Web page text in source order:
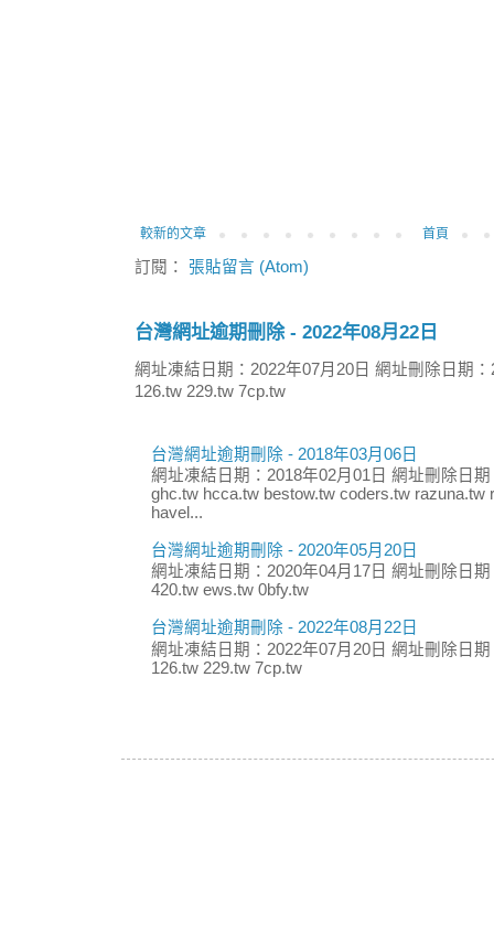
較新的文章 首頁
訂閱： 張貼留言 (Atom)
台灣網址逾期刪除 - 2022年08月22日
網址凍結日期：2022年07月20日 網址刪除日期
126.tw 229.tw 7cp.tw
台灣網址逾期刪除 - 2018年03月06日
網址凍結日期：2018年02月01日 網址刪除日
ghc.tw hcca.tw bestow.tw coders.tw razuna.tw
havel...
台灣網址逾期刪除 - 2020年05月20日
網址凍結日期：2020年04月17日 網址刪除日
420.tw ews.tw 0bfy.tw
台灣網址逾期刪除 - 2022年08月22日
網址凍結日期：2022年07月20日 網址刪除日
126.tw 229.tw 7cp.tw